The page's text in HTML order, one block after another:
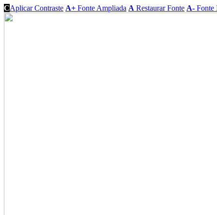
CAplicar Contraste A+ Fonte Ampliada A Restaurar Fonte A- Fonte